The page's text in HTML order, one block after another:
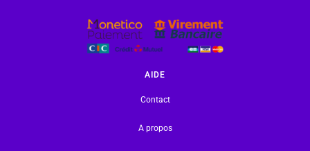
AIDE
Contact
A propos